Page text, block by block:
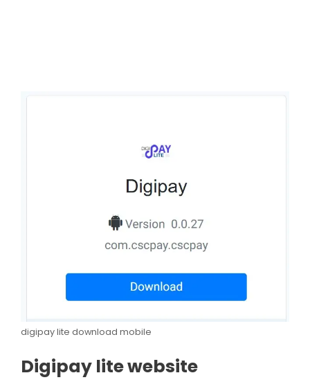
digipay lite download mobile
Digipay lite website